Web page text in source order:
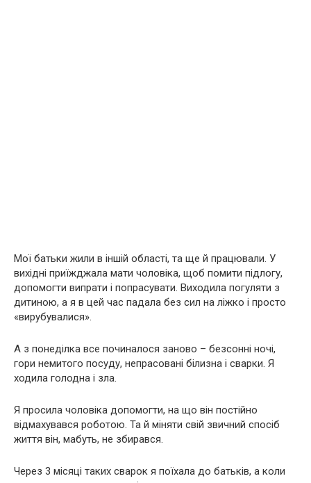
Мої батьки жили в іншій області, та ще й працювали. У
вихідні приїжджала мати чоловіка, щоб помити підлогу,
допомогти випрати і попрасувати. Виходила погуляти з
дитиною, а я в цей час падала без сил на ліжко і просто
«вирубувалися».
А з понеділка все починалося заново – безсонні ночі,
гори немитого посуду, непрасовані білизна і сварки. Я
ходила голодна і зла.
Я просила чоловіка допомогти, на що він постійно
відмахувався роботою. Та й міняти свій звичний спосіб
життя він, мабуть, не збирався.
Через 3 місяці таких сварок я поїхала до батьків, а коли